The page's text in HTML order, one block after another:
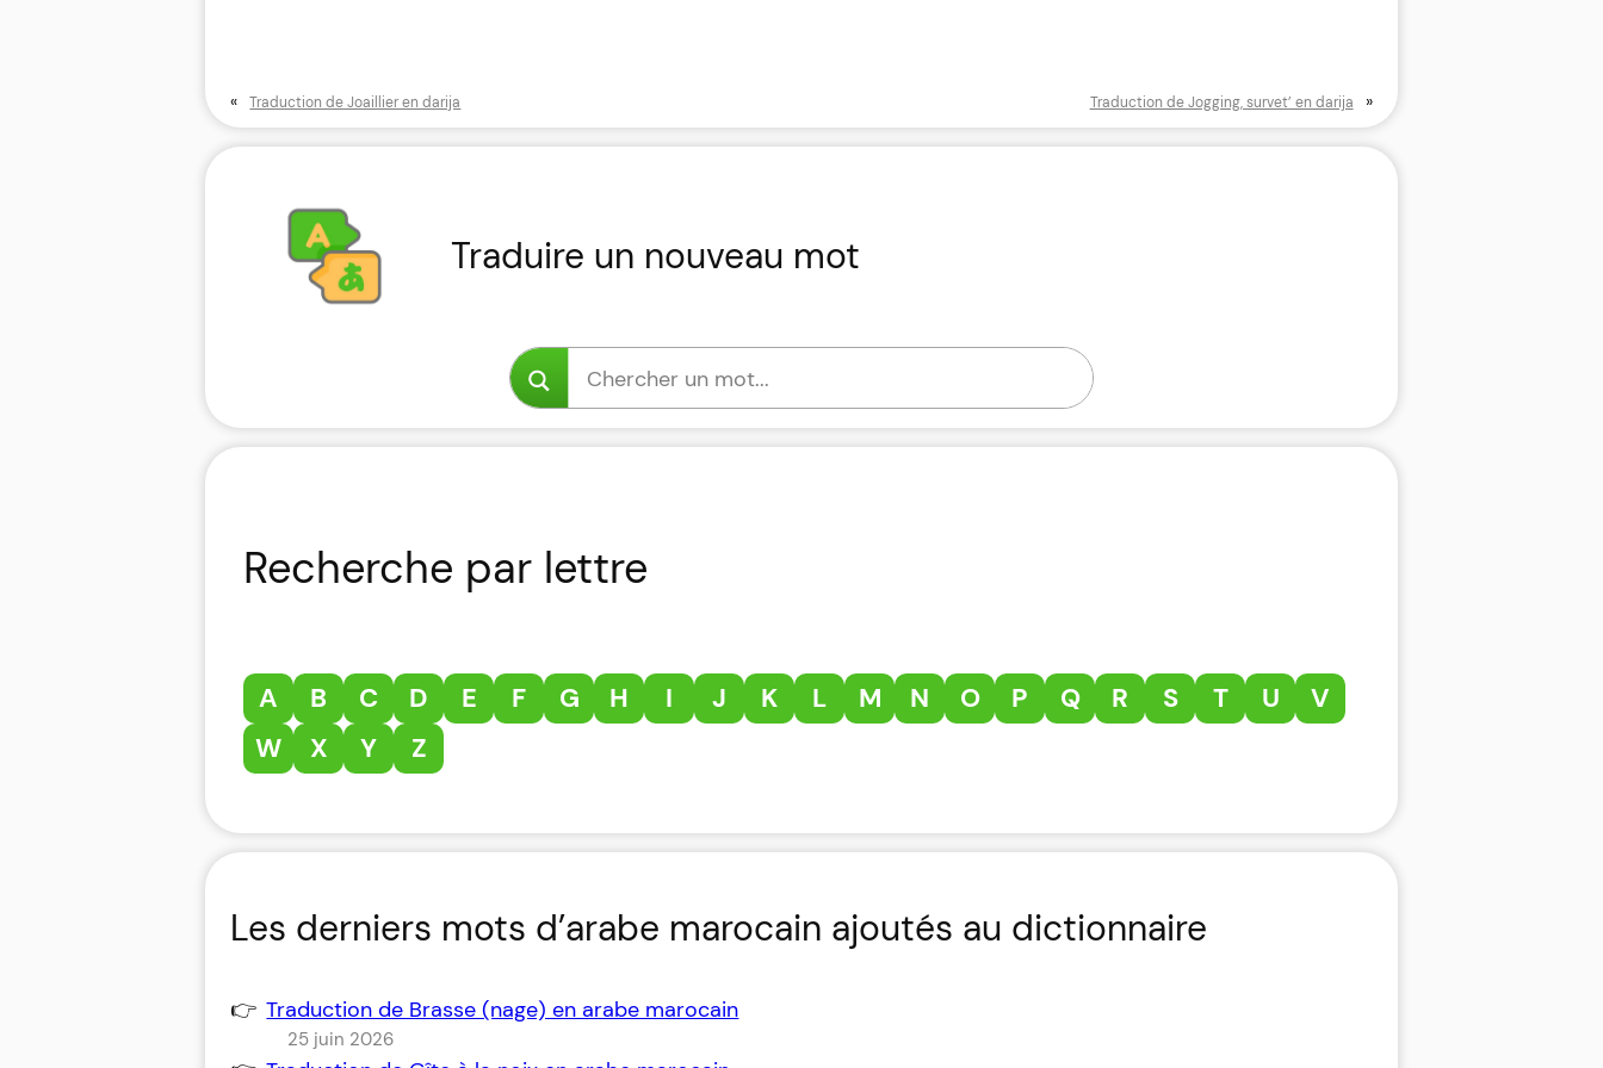
« Traduction de Joaillier en darija Traduction de Jogging, survet’ en darija »
Traduire un nouveau mot
Recherche par lettre
A B C D E F G H I J K L M N O P Q R S T U
V
W
X Y Z
Les derniers mots d’arabe marocain ajoutés au dictionnaire
Traduction de Brasse (nage) en arabe marocain
25 juin 2026